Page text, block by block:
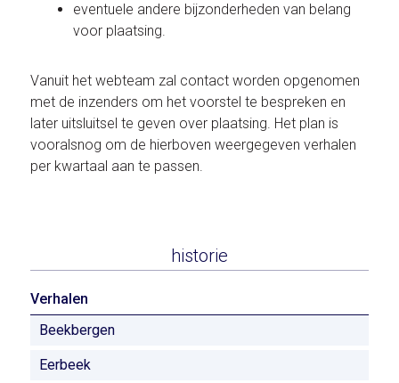
eventuele andere bijzonderheden van belang
voor plaatsing.
Vanuit het webteam zal contact worden opgenomen
met de inzenders om het voorstel te bespreken en
later uitsluitsel te geven over plaatsing. Het plan is
vooralsnog om de hierboven weergegeven verhalen
per kwartaal aan te passen.
historie
Verhalen
Beekbergen
Eerbeek